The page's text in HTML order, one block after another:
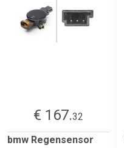
€ 167.32
bmw Regensensor